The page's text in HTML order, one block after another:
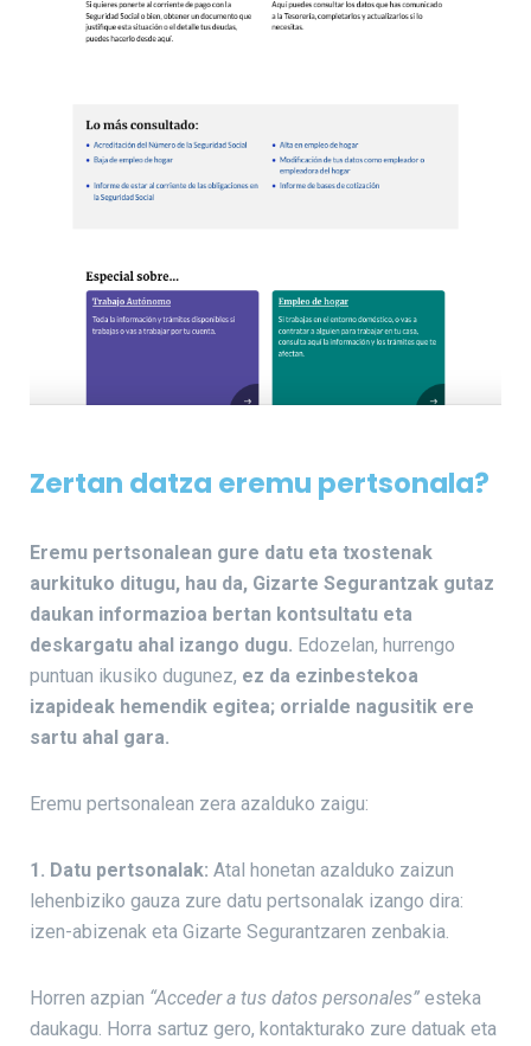
Zertan datza eremu pertsonala?
Eremu pertsonalean gure datu eta txostenak
aurkituko ditugu, hau da, Gizarte Segurantzak gutaz
daukan informazioa bertan kontsultatu eta
deskargatu ahal izango dugu. Edozelan, hurrengo
puntuan ikusiko dugunez, ez da ezinbestekoa
izapideak hemendik egitea; orrialde nagusitik ere
sartu ahal gara.
Eremu pertsonalean zera azalduko zaigu:
1. Datu pertsonalak: Atal honetan azalduko zaizun
lehenbiziko gauza zure datu pertsonalak izango dira:
izen-abizenak eta Gizarte Segurantzaren zenbakia.
Horren azpian “Acceder a tus datos personales” esteka
daukagu. Horra sartuz gero, kontakturako zure datuak eta